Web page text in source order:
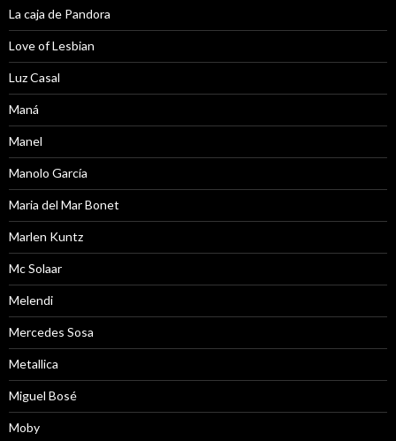
La caja de Pandora
Love of Lesbian
Luz Casal
Maná
Manel
Manolo García
Maria del Mar Bonet
Marlen Kuntz
Mc Solaar
Melendi
Mercedes Sosa
Metallica
Miguel Bosé
Moby